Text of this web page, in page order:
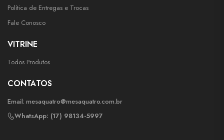
Política de Entregas e Trocas
Fale Conosco
VITRINE
Todos Produtos
CONTATOS
Email: mesaquatro@mesaquatro.com.br
WhatsApp: (17) 98134-5997